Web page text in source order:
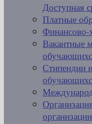
Доступная
Платные
Финансово-
Вакантные
Стипендии
организации